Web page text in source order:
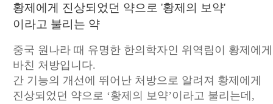
황제에게 진상되었던 약으로 '황제의 보약'
이라고 불리는 약
중국 원나라 때 유명한 한의학자인 위역림이 황제에게
바친 처방입니다.
간 기능의 개선에 뛰어난 처방으로 알려져 황제에게
진상되었던 약으로 ‘황제의 보약’이라고 불리는데,